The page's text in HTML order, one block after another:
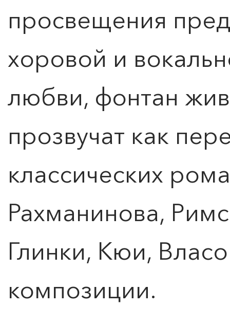
просвещения
хоровой и
любви, фонтан
прозвучат как
классических
Рахманинова,
Глинки, Кюи,
композиции.